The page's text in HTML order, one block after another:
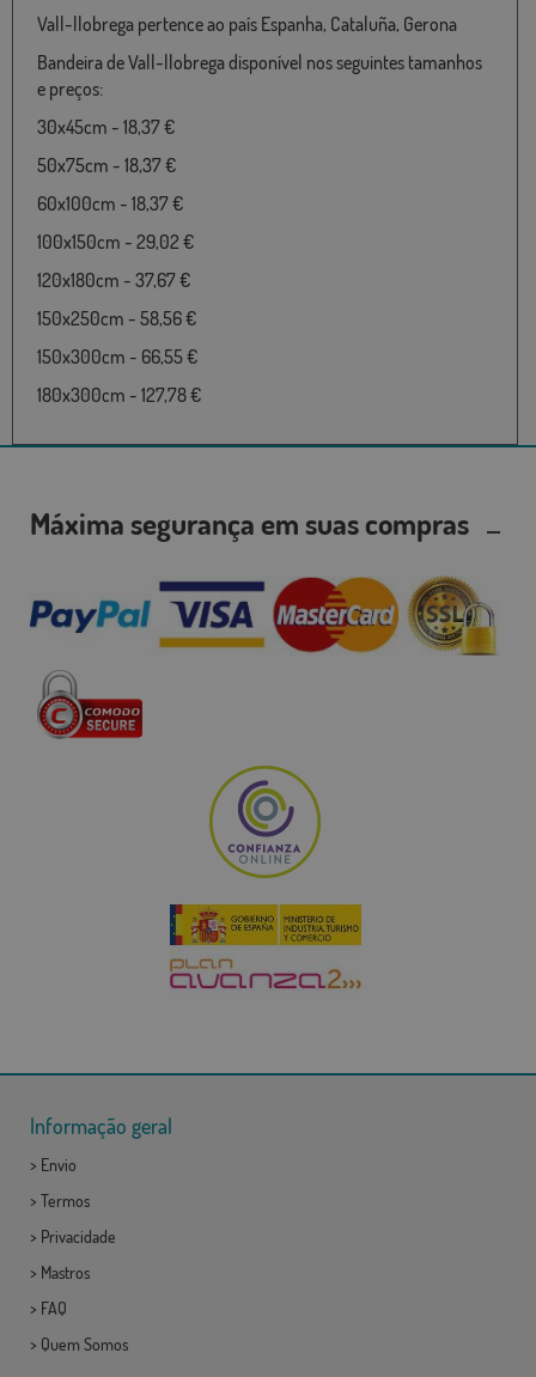
Vall-llobrega pertence ao país Espanha, Cataluña, Gerona
Bandeira de Vall-llobrega disponível nos seguintes tamanhos
e preços:
30x45cm - 18,37 €
50x75cm - 18,37 €
60x100cm - 18,37 €
100x150cm - 29,02 €
120x180cm - 37,67 €
150x250cm - 58,56 €
150x300cm - 66,55 €
180x300cm - 127,78 €
Máxima segurança em suas compras
Informação geral
> Envio
> Termos
> Privacidade
> Mastros
> FAQ
> Quem Somos